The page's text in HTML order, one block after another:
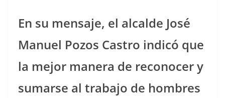
En su mensaje, el alcalde José
Manuel Pozos Castro indicó que
la mejor manera de reconocer y
sumarse al trabajo de hombres